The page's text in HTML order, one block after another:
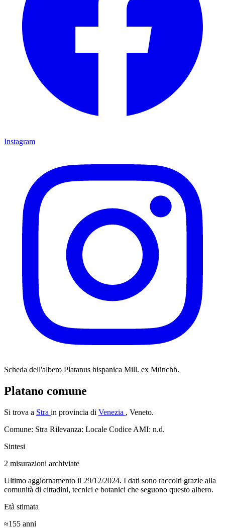
Instagram
Scheda dell'albero Platanus hispanica Mill. ex Münchh.
Platano comune
Si trova a Stra in provincia di Venezia , Veneto.
Comune: Stra Rilevanza: Locale Codice AMI: n.d.
Sintesi
2 misurazioni archiviate
Ultimo aggiornamento il 29/12/2024. I dati sono raccolti grazie alla
comunità di cittadini, tecnici e botanici che seguono questo albero.
Età stimata
≈155 anni